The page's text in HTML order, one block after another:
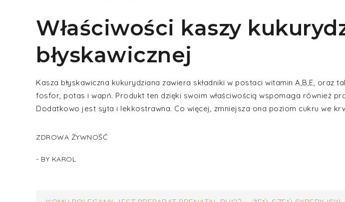
Właściwości kaszy
błyskawicznej
Kasza błyskawiczna kukurydziana zawiera składniki w postaci witamin A,B,E, oraz
fosfor, potas i wapń. Produkt ten dzięki swoim właściwością wspomaga również
Dodatkowo jest syta i lekkostrawna. Co więcej, zmniejsza ona poziom cukru we
ZDROWA ŻYWNOŚĆ
- BY KAROL